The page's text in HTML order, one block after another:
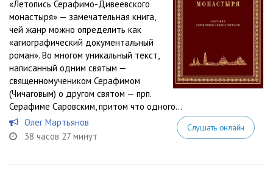
«Летопись Серафимо-Дивеевского
монастыря» — замечательная книга,
чей жанр можно определить как
«агиографический документальный
роман». Во многом уникальный текст,
написанный одним святым —
священномучеником Серафимом
(Чичаговым) о другом святом — прп.
Серафиме Саровским, притом что одного...
Олег Мартьянов
38 часов 27 минут
Слушать онлайн